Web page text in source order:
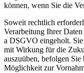
können, wenn Sie die
Soweit rechtlich
Verarbeitung Ihrer
a DSGVO eingeholt.
mit Wirkung für die
auszuüben, befolgen
Möglichkeit zur